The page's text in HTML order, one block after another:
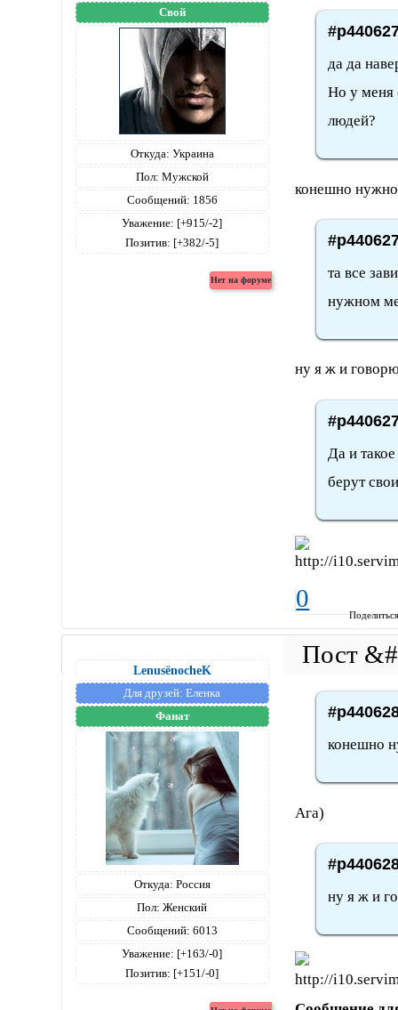
Свой
Откуда: Украина
Пол: Мужской
Сообщений: 1856
Уважение: [+915/-2]
Позитив: [+382/-5]
да да
Но у меня
людей?
конешно
та все
нужном
ну я ж и
Да и
берут
0
LenusёnocheK
Для друзей: Еленка
Фанат
Откуда: Россия
Пол: Женский
Сообщений: 6013
Уважение: [+163/-0]
Позитив: [+151/-0]
конешно
Ага)
ну я ж и